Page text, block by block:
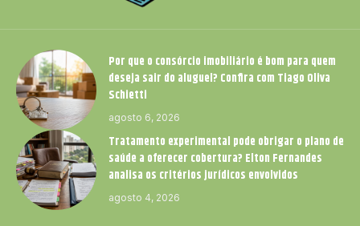
Por que o consórcio imobiliário é bom para quem
deseja sair do aluguel? Confira com Tiago Oliva
Schietti
agosto 6, 2026
Tratamento experimental pode obrigar o plano de
saúde a oferecer cobertura? Elton Fernandes
analisa os critérios jurídicos envolvidos
agosto 4, 2026